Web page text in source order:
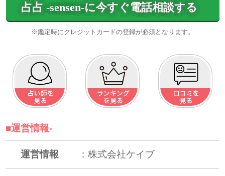
占占 -sensen-に今すぐ電話相談する
■運営情報-
運営情報 ：株式会社ケイブ